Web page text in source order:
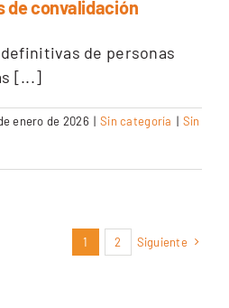
convalidación
de personas
[...]
enero de 2026 | Sin categoría | Sin
1 2 Siguiente